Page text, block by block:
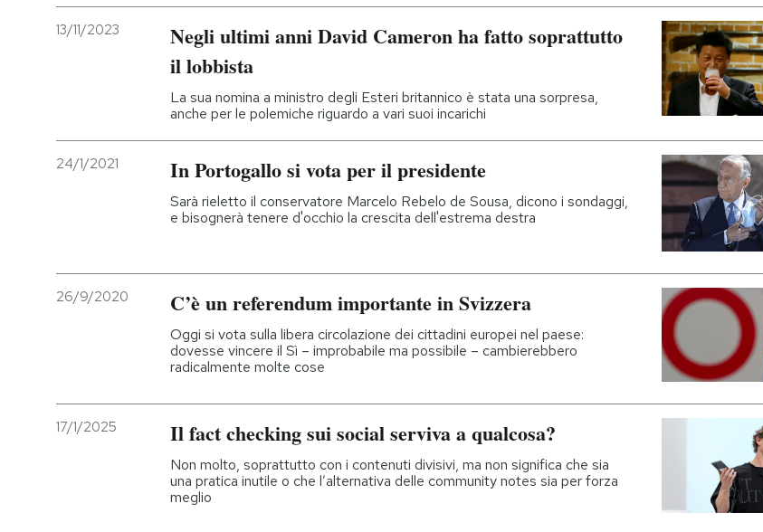
13/11/2023
Negli ultimi anni David Cameron ha fatto soprattutto
il lobbista
La sua nomina a ministro degli Esteri britannico è stata una sorpresa,
anche per le polemiche riguardo a vari suoi incarichi
24/1/2021 In Portogallo si vota per il presidente
Sarà rieletto il conservatore Marcelo Rebelo de Sousa, dicono i sondaggi,
e bisognerà tenere d'occhio la crescita dell'estrema destra
26/9/2020 C’è un referendum importante in Svizzera
Oggi si vota sulla libera circolazione dei cittadini europei nel paese:
dovesse vincere il Sì – improbabile ma possibile – cambierebbero
radicalmente molte cose
17/1/2025 Il fact checking sui social serviva a qualcosa?
Non molto, soprattutto con i contenuti divisivi, ma non significa che sia
una pratica inutile o che l’alternativa delle community notes sia per forza
meglio